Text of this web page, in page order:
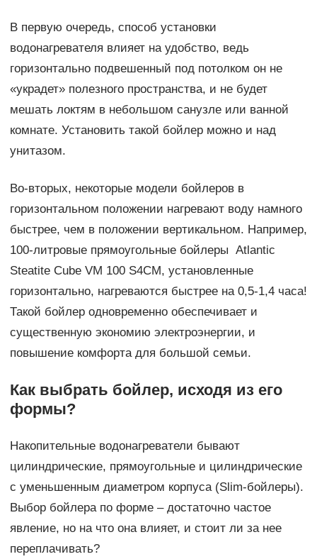
В первую очередь, способ установки
водонагревателя влияет на удобство, ведь
горизонтально подвешенный под потолком он не
«украдет» полезного пространства, и не будет
мешать локтям в небольшом санузле или ванной
комнате. Установить такой бойлер можно и над
унитазом.
Во-вторых, некоторые модели бойлеров в
горизонтальном положении нагревают воду намного
быстрее, чем в положении вертикальном. Например,
100-литровые прямоугольные бойлеры Atlantic
Steatite Cube VM 100 S4CM, установленные
горизонтально, нагреваются быстрее на 0,5-1,4 часа!
Такой бойлер одновременно обеспечивает и
существенную экономию электроэнергии, и
повышение комфорта для большой семьи.
Как выбрать бойлер, исходя из его
формы?
Накопительные водонагреватели бывают
цилиндрические, прямоугольные и цилиндрические
с уменьшенным диаметром корпуса (Slim-бойлеры).
Выбор бойлера по форме – достаточно частое
явление, но на что она влияет, и стоит ли за нее
переплачивать?